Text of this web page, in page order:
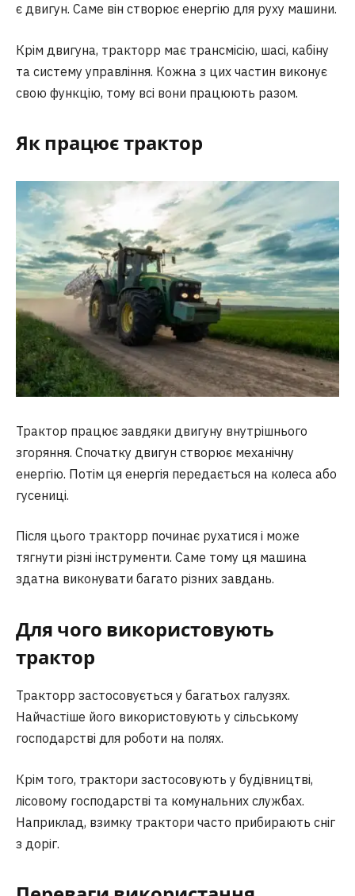
є двигун. Саме він створює енергію для руху машини.
Крім двигуна, тракторр має трансмісію, шасі, кабіну
та систему управління. Кожна з цих частин виконує
свою функцію, тому всі вони працюють разом.
Як працює трактор
Трактор працює завдяки двигуну внутрішнього
згоряння. Спочатку двигун створює механічну
енергію. Потім ця енергія передається на колеса або
гусениці.
Після цього тракторр починає рухатися і може
тягнути різні інструменти. Саме тому ця машина
здатна виконувати багато різних завдань.
Для чого використовують
трактор
Тракторр застосовується у багатьох галузях.
Найчастіше його використовують у сільському
господарстві для роботи на полях.
Крім того, трактори застосовують у будівництві,
лісовому господарстві та комунальних службах.
Наприклад, взимку трактори часто прибирають сніг
з доріг.